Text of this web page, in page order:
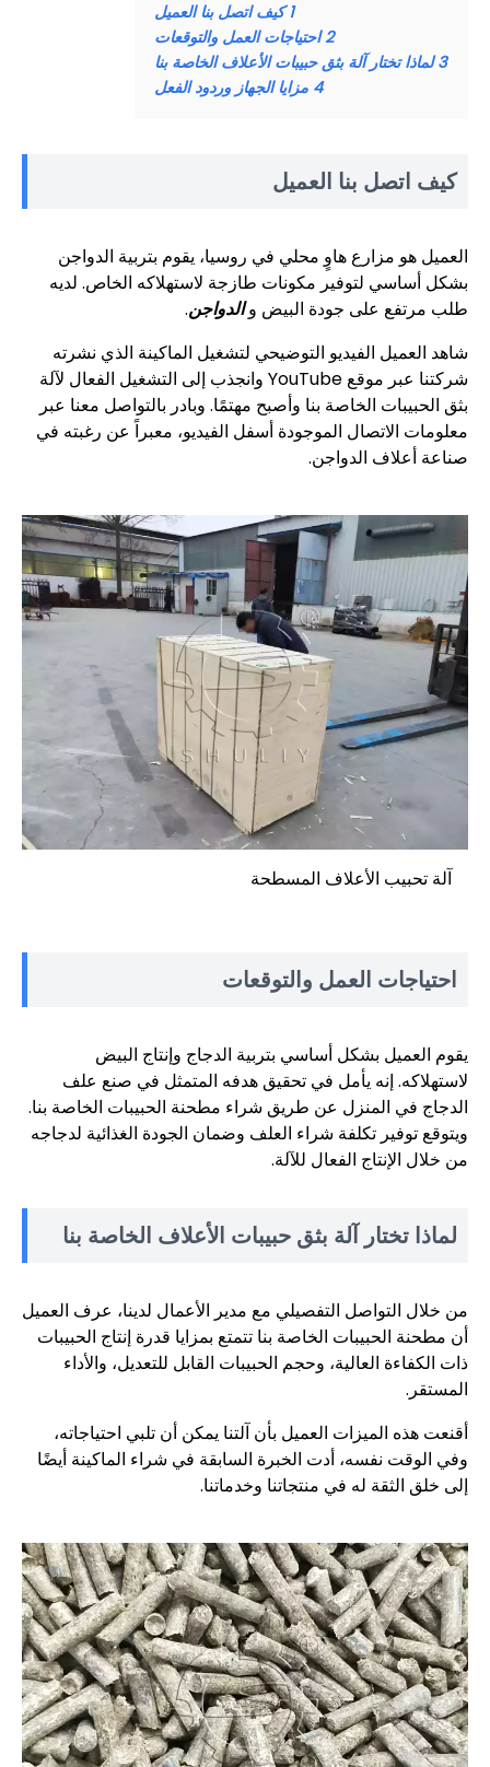
1 كيف اتصل بنا العميل
2 احتياجات العمل والتوقعات
3 لماذا تختار آلة بثق حبيبات الأعلاف الخاصة بنا
4 مزايا الجهاز وردود الفعل
كيف اتصل بنا العميل
العميل هو مزارع هاوٍ محلي في روسيا، يقوم بتربية الدواجن
بشكل أساسي لتوفير مكونات طازجة لاستهلاكه الخاص. لديه
طلب مرتفع على جودة البيض والدواجن.
شاهد العميل الفيديو التوضيحي لتشغيل الماكينة الذي نشرته
شركتنا عبر موقع YouTube وانجذب إلى التشغيل الفعال لآلة
بثق الحبيبات الخاصة بنا وأصبح مهتمًا. وبادر بالتواصل معنا عبر
معلومات الاتصال الموجودة أسفل الفيديو، معبراً عن رغبته في
صناعة أعلاف الدواجن.
آلة تحبيب الأعلاف المسطحة
احتياجات العمل والتوقعات
يقوم العميل بشكل أساسي بتربية الدجاج وإنتاج البيض
لاستهلاكه. إنه يأمل في تحقيق هدفه المتمثل في صنع علف
الدجاج في المنزل عن طريق شراء مطحنة الحبيبات الخاصة بنا.
ويتوقع توفير تكلفة شراء العلف وضمان الجودة الغذائية لدجاجه
من خلال الإنتاج الفعال للآلة.
لماذا تختار آلة بثق حبيبات الأعلاف الخاصة بنا
من خلال التواصل التفصيلي مع مدير الأعمال لدينا، عرف العميل
أن مطحنة الحبيبات الخاصة بنا تتمتع بمزايا قدرة إنتاج الحبيبات
ذات الكفاءة العالية، وحجم الحبيبات القابل للتعديل، والأداء
المستقر.
أقنعت هذه الميزات العميل بأن آلتنا يمكن أن تلبي احتياجاته،
وفي الوقت نفسه، أدت الخبرة السابقة في شراء الماكينة أيضًا
إلى خلق الثقة له في منتجاتنا وخدماتنا.